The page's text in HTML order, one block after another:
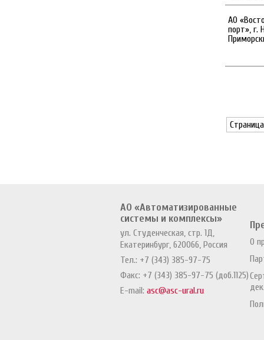
АО
порт», г.
АО «Автоматизированные
системы и комплексы»
ул. Студенческая, стр. 1Д,
Екатеринбург, 620066, Россия
Тел.: +7 (343) 385-97-75
Факс: +7 (343) 385-97-75 (доб.1125)
E-mail: asc@asc-ural.ru
О